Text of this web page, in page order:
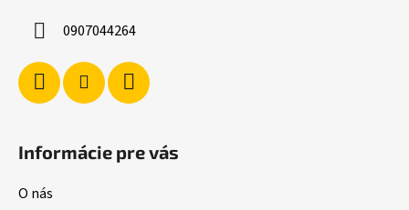
0907044264
Informácie pre vás
O nás